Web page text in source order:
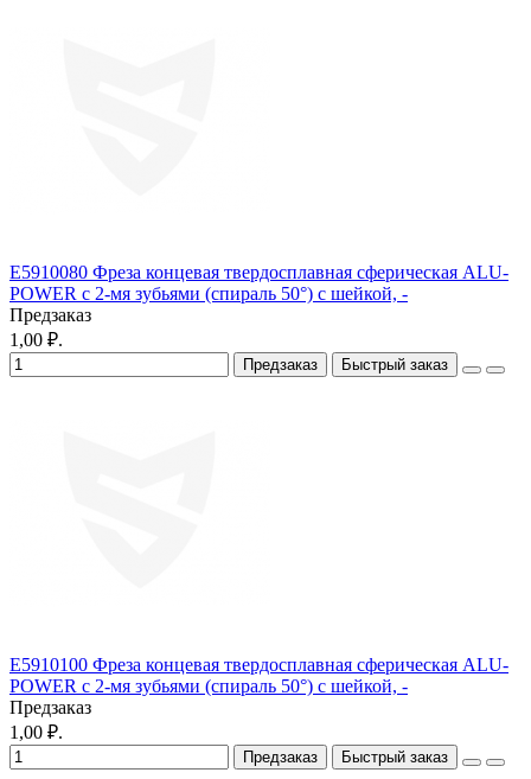
E5910080 Фреза концевая твердосплавная cферическая ALU-
POWER с 2-мя зубьями (спираль 50°) с шейкой, -
Предзаказ
1,00 ₽.
Предзаказ Быстрый заказ
E5910100 Фреза концевая твердосплавная cферическая ALU-
POWER с 2-мя зубьями (спираль 50°) с шейкой, -
Предзаказ
1,00 ₽.
Предзаказ Быстрый заказ